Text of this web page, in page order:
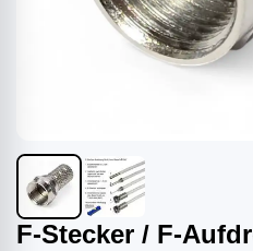
F-Stecker / F-